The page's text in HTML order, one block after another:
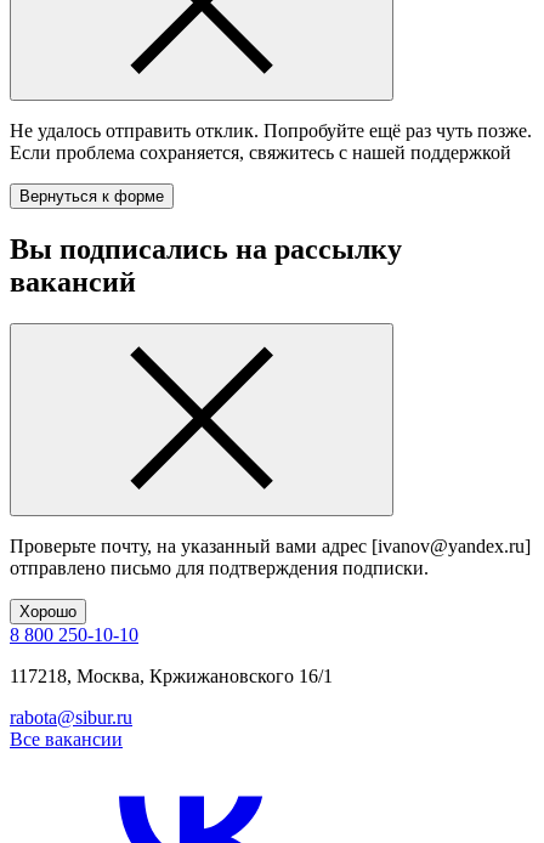
Не удалось отправить отклик. Попробуйте ещё раз чуть позже.
Если проблема сохраняется, свяжитесь с нашей поддержкой
Вернуться к форме
Вы подписались на рассылку
вакансий
Проверьте почту, на указанный вами адрес [ivanov@yandex.ru]
отправлено письмо для подтверждения подписки.
Хорошо
8 800 250-10-10
117218, Москва, Кржижановского 16/1
rabota@sibur.ru
Все вакансии